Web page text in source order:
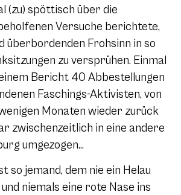
(zu) spöttisch über die
Versuche berichtete,
überbordenden Frohsinn in so
zu versprühen. Einmal
Bericht 40 Abbestellungen
Faschings-Aktivisten, von
Monaten wieder zurück
zwischenzeitlich in eine andere
umgezogen…
so jemand, dem nie ein Helau
niemals eine rote Nase ins